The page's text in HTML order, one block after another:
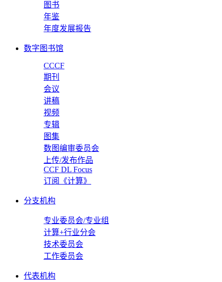
图书
年鉴
年度发展报告
数字图书馆
CCCF
期刊
会议
讲稿
视频
专辑
图集
数图编审委员会
上传/发布作品
CCF DL Focus
订阅《计算》
分支机构
专业委员会/专业组
计算+行业分会
技术委员会
工作委员会
代表机构